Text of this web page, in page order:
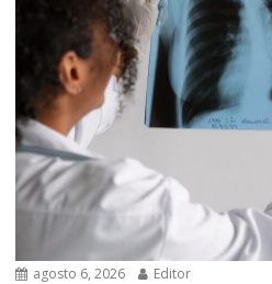
agosto 6, 2026 Editor